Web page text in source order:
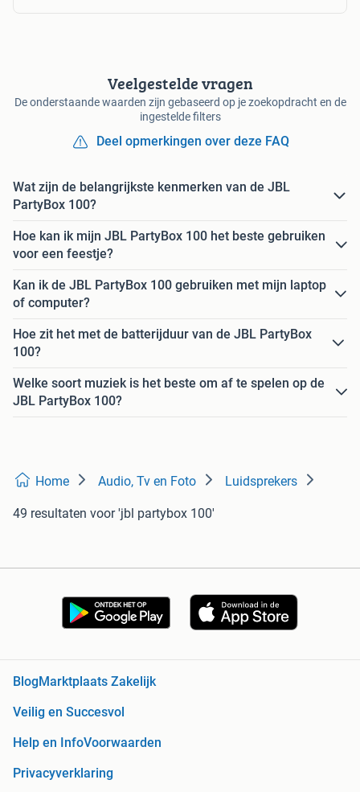
Veelgestelde vragen
De onderstaande waarden zijn gebaseerd op je zoekopdracht en de
ingestelde filters
Deel opmerkingen over deze FAQ
Wat zijn de belangrijkste kenmerken van de JBL
PartyBox 100?
Hoe kan ik mijn JBL PartyBox 100 het beste gebruiken
voor een feestje?
Kan ik de JBL PartyBox 100 gebruiken met mijn laptop
of computer?
Hoe zit het met de batterijduur van de JBL PartyBox
100?
Welke soort muziek is het beste om af te spelen op de
JBL PartyBox 100?
Home Audio, Tv en Foto Luidsprekers
49 resultaten voor 'jbl partybox 100'
Blog Marktplaats Zakelijk
Veilig en Succesvol
Help en InfoVoorwaarden
Privacyverklaring